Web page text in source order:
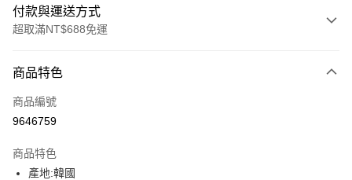
付款與運送方式
超取滿NT$688免運
信用卡一次付款
超商取貨付款
Apple Pay
商品特色
商品編號
9646759
商品特色
產地:韓國